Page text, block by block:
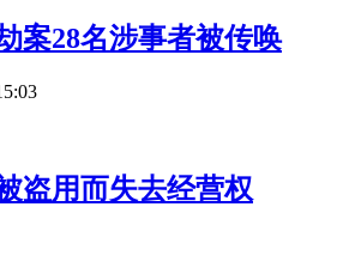
案28名涉事者被传唤
盗用而失去经营权